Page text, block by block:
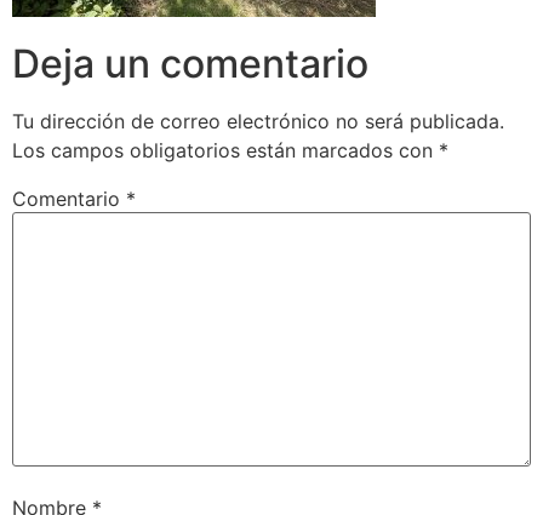
Deja un comentario
Tu dirección de correo electrónico no será publicada.
Los campos obligatorios están marcados con *
Comentario *
Nombre *